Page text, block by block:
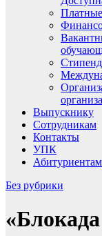
Платные
Выпускнику
Сотрудникам
Контакты
УПК
Абитуриентам
Без рубрики